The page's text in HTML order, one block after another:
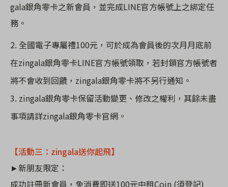
gala銀角零卡之新會員，並完成LINE官方帳號上之綁定任
務。
2. 全國電子專屬禮100元，可於成為會員後的次月月底前
在zingala銀角零卡LINE官方帳號領取，若封鎖官方帳號者
將不會收到回饋， zingala銀角零卡將不另行通知。
3. zingala銀角零卡保留活動變更、修改之權利，其餘未盡
事項請詳zingala銀角零卡官網。
【活動三：zingala送你起飛】
►新朋友限定：
成功註冊新會員，免消費即送100元中租Coin (須登記)